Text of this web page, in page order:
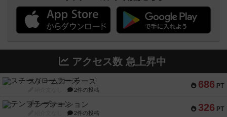
アクセス数 急上昇中
686 PT
スチームローラーズ
2件の投稿
326 PT
テンプテーション
2件の投稿